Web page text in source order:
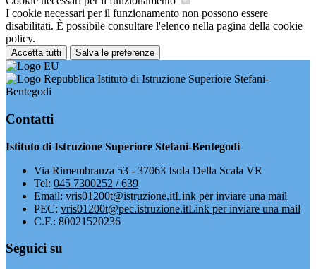
I cookie necessari per il funzionamento non possono essere
disabilitati. È possibile consultare l'elenco nella pagina della cookie
policy.
Accetta tutti Salva le preferenze
Istituto di Istruzione Superiore Stefani-
Bentegodi
Contatti
Istituto di Istruzione Superiore Stefani-Bentegodi
Via Rimembranza 53 - 37063 Isola Della Scala VR
Tel: 045 7300252 / 639
Email: vris01200t@istruzione.itLink per inviare una mail
PEC: vris01200t@pec.istruzione.itLink per inviare una mail
C.F.: 80021520236
Seguici su